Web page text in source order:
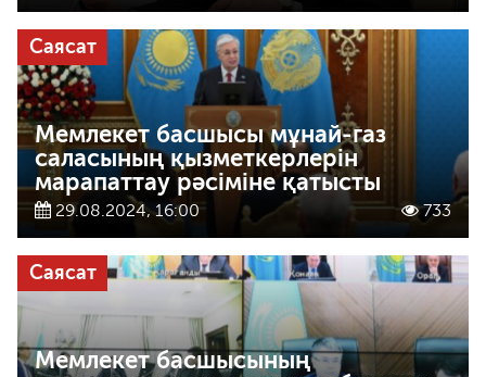
Саясат
Мемлекет басшысы мұнай-газ
саласының қызметкерлерін
марапаттау рәсіміне қатысты
29.08.2024, 16:00 733
Саясат
Мемлекет басшысының